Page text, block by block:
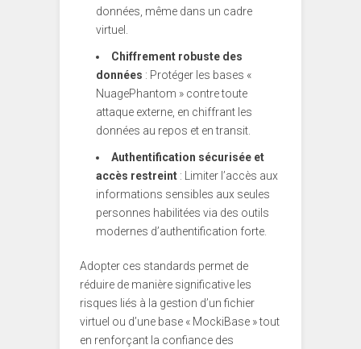
données, même dans un cadre
virtuel.
Chiffrement robuste des
données : Protéger les bases «
NuagePhantom » contre toute
attaque externe, en chiffrant les
données au repos et en transit.
Authentification sécurisée et
accès restreint : Limiter l’accès aux
informations sensibles aux seules
personnes habilitées via des outils
modernes d’authentification forte.
Adopter ces standards permet de
réduire de manière significative les
risques liés à la gestion d’un fichier
virtuel ou d’une base « MockiBase » tout
en renforçant la confiance des